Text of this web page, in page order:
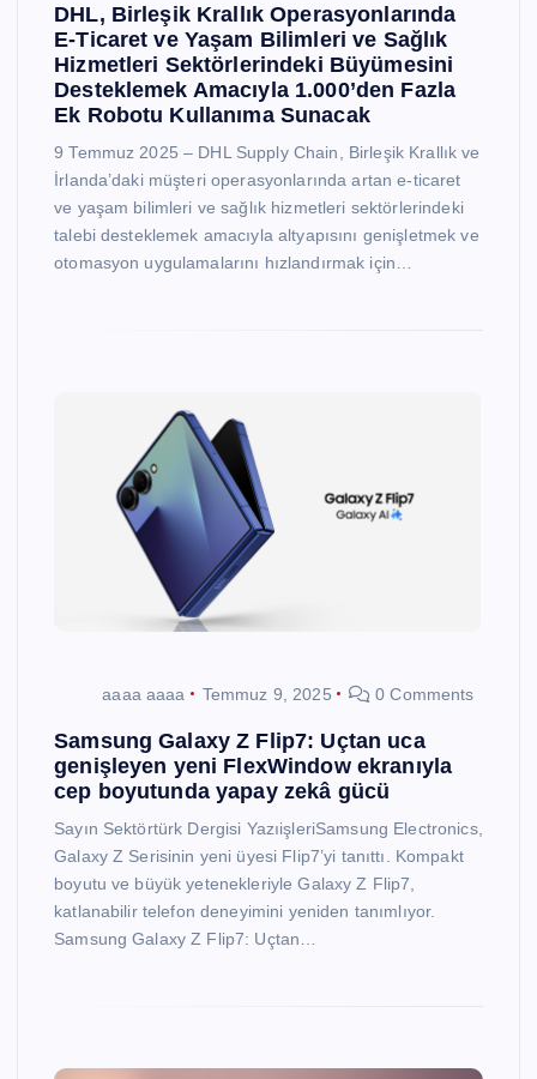
DHL, Birleşik Krallık Operasyonlarında
E-Ticaret ve Yaşam Bilimleri ve Sağlık
Hizmetleri Sektörlerindeki Büyümesini
Desteklemek Amacıyla 1.000’den Fazla
Ek Robotu Kullanıma Sunacak
9 Temmuz 2025 – DHL Supply Chain, Birleşik Krallık ve
İrlanda’daki müşteri operasyonlarında artan e-ticaret
ve yaşam bilimleri ve sağlık hizmetleri sektörlerindeki
talebi desteklemek amacıyla altyapısını genişletmek ve
otomasyon uygulamalarını hızlandırmak için…
aaaa aaaa Temmuz 9, 2025 0 Comments
Samsung Galaxy Z Flip7: Uçtan uca
genişleyen yeni FlexWindow ekranıyla
cep boyutunda yapay zekâ gücü
Sayın Sektörtürk Dergisi YazıişleriSamsung Electronics,
Galaxy Z Serisinin yeni üyesi Flip7’yi tanıttı. Kompakt
boyutu ve büyük yetenekleriyle Galaxy Z Flip7,
katlanabilir telefon deneyimini yeniden tanımlıyor.
Samsung Galaxy Z Flip7: Uçtan…